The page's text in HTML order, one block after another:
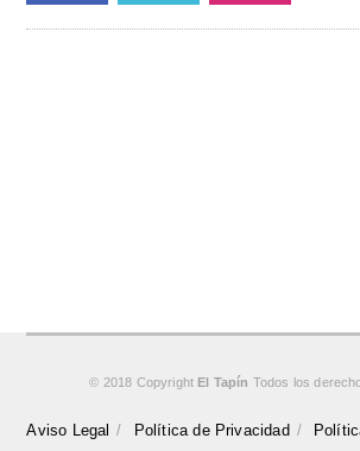
© 2018 Copyright El Tapín Todos los
Aviso Legal Política de Privacidad